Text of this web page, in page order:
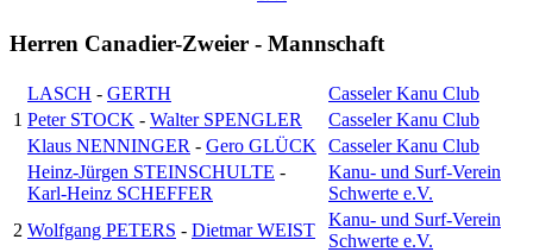
Herren Canadier-Zweier - Mannschaft
1
LASCH - GERTH
Casseler Kanu Club
Peter STOCK - Walter SPENGLER
Casseler Kanu Club
Klaus NENNINGER - Gero GLÜCK Casseler Kanu Club
2
Heinz-Jürgen STEINSCHULTE -
Karl-Heinz SCHEFFER
Kanu- und Surf-Verein
Schwerte e.V.
Wolfgang PETERS - Dietmar WEIST
Kanu- und Surf-Verein
Schwerte e.V.